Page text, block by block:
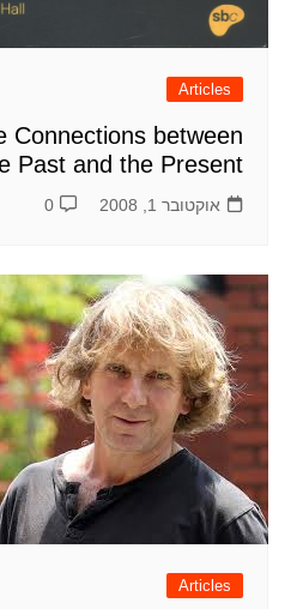
Articles
Connections between
Past and the Present
אוקטובר 1, 2008 0
Articles